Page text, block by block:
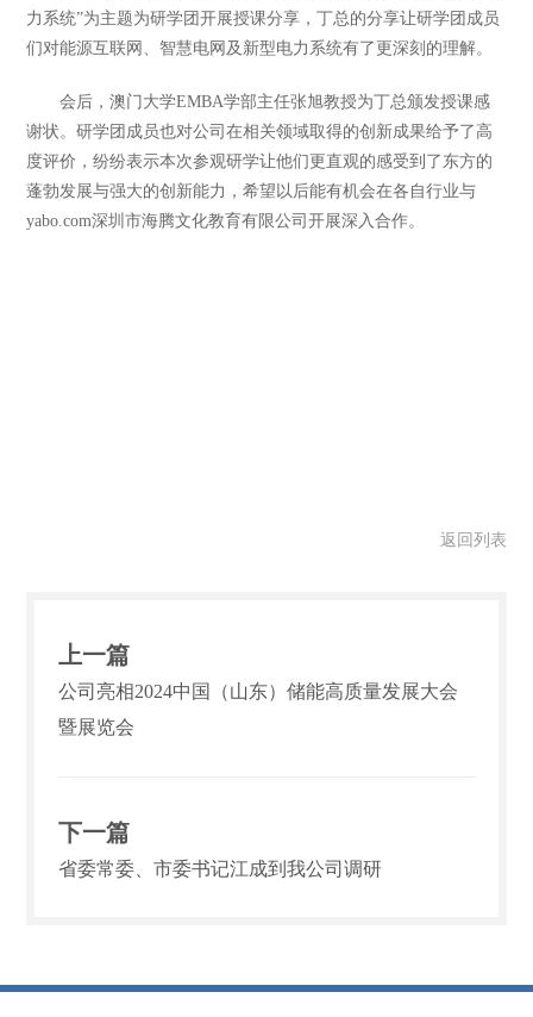
力系统”为主题为研学团开展授课分享，丁总的分享让研学团成员
们对能源互联网、智慧电网及新型电力系统有了更深刻的理解。
会后，澳门大学EMBA学部主任张旭教授为丁总颁发授课感
谢状。研学团成员也对公司在相关领域取得的创新成果给予了高
度评价，纷纷表示本次参观研学让他们更直观的感受到了东方的
蓬勃发展与强大的创新能力，希望以后能有机会在各自行业与
yabo.com深圳市海腾文化教育有限公司开展深入合作。
返回列表
上一篇
公司亮相2024中国（山东）储能高质量发展大会
暨展览会
下一篇
省委常委、市委书记江成到我公司调研